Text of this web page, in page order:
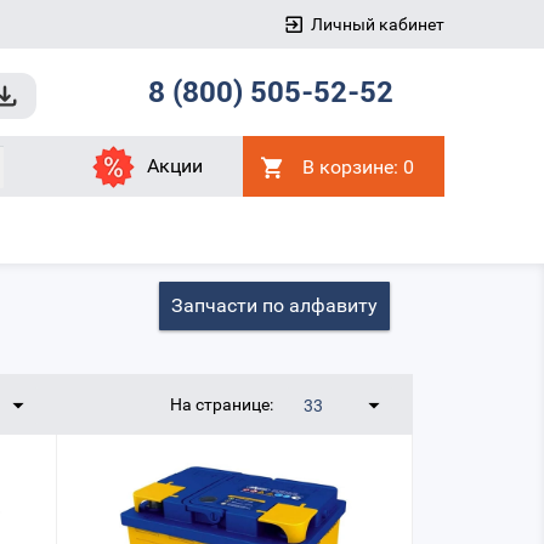
Личный кабинет
8 (800) 505-52-52
Акции В корзине: 0
Запчасти по алфавиту
На странице: 33